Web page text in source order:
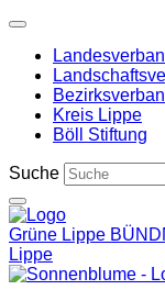
Weiter
Inhalt
Kreis Lippe
Böll Stiftung
Suche
Grüne Lippe
Lippe